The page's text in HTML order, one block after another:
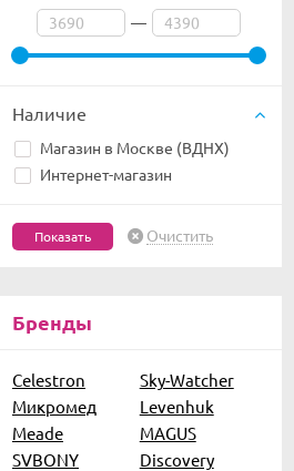
—
Наличие
Магазин в Москве (ВДНХ)
Интернет-магазин
Очистить
Бренды
Celestron
Sky-Watcher
Микромед
Levenhuk
Meade
MAGUS
SVBONY
Discovery